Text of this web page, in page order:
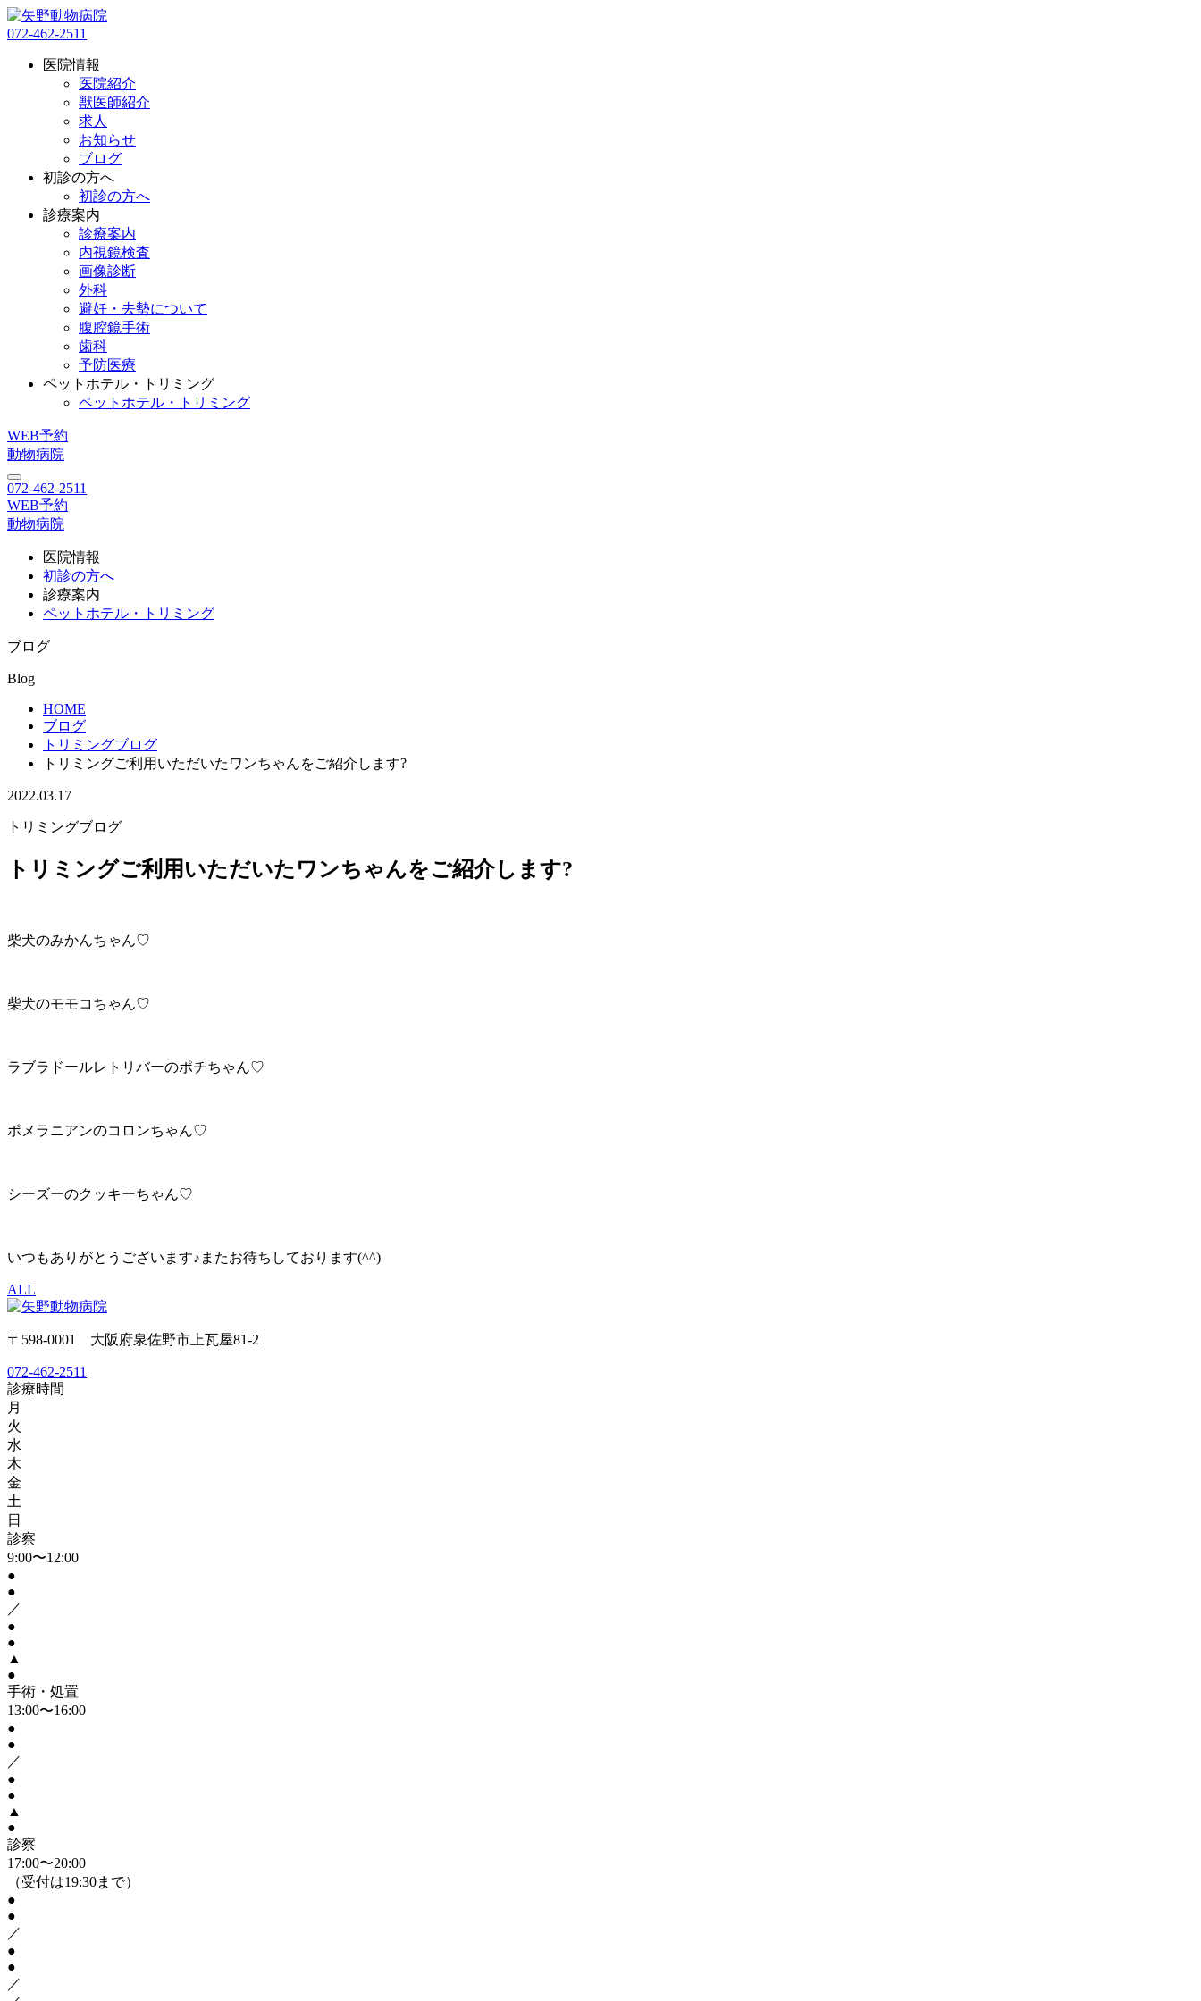
072-462-2511
医院情報
医院紹介
獣医師紹介
求人
お知らせ
ブログ
初診の方へ
初診の方へ
診療案内
診療案内
内視鏡検査
画像診断
外科
避妊・去勢について
腹腔鏡手術
歯科
予防医療
ペットホテル・トリミング
ペットホテル・トリミング
WEB予約
動物病院
072-462-2511
WEB予約
動物病院
医院情報
初診の方へ
診療案内
ペットホテル・トリミング
ブログ
Blog
HOME
ブログ
トリミングブログ
トリミングご利用いただいたワンちゃんをご紹介します?
2022.03.17
トリミングブログ
トリミングご利用いただいたワンちゃんをご紹介します?
柴犬のみかんちゃん♡
柴犬のモモコちゃん♡
ラブラドールレトリバーのポチちゃん♡
ポメラニアンのコロンちゃん♡
シーズーのクッキーちゃん♡
いつもありがとうございます♪またお待ちしております(^^)
ALL
〒598-0001 大阪府泉佐野市上瓦屋81-2
072-462-2511
診療時間
月
火
水
木
金
土
日
診察
9:00〜12:00
●
●
／
●
●
▲
●
手術・処置
13:00〜16:00
●
●
／
●
●
▲
●
診察
17:00〜20:00
（受付は19:30まで）
●
●
／
●
●
／